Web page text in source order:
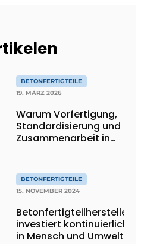
BETONFERTIGTEILE
19. MÄRZ 2026
Warum Vorfertigung,
Standardisierung und
Zusammenarbeit in
BETONFERTIGTEILE
15. NOVEMBER 2024
Betonfertigteilhersteller
investiert kontinuierlich
in Mensch und Umwelt